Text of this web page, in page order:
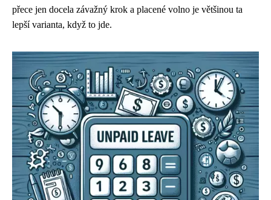
přece jen docela závažný krok a placené volno je většinou ta
lepší varianta, když to jde.